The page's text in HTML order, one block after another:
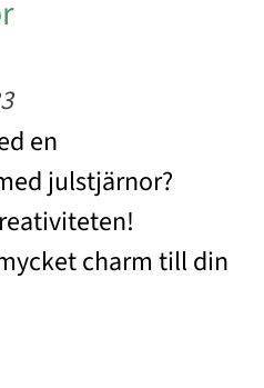
en
julstjärnor?
charm till din